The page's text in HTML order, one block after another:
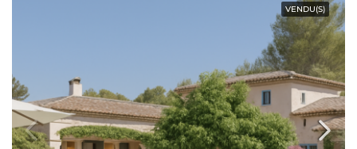
VENDU(S)